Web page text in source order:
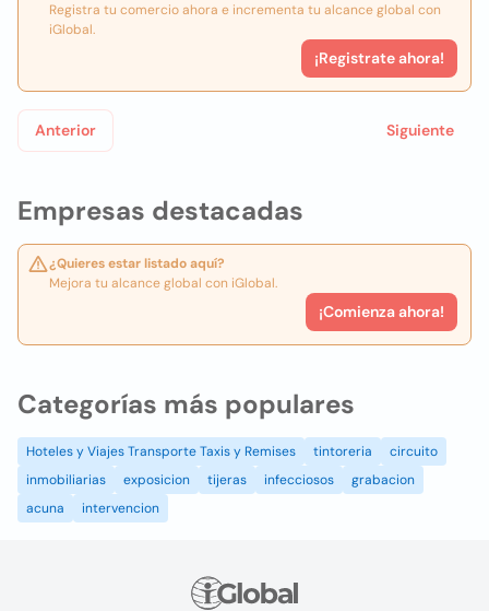
Empresas destacadas
¿Quieres estar listado aquí?
Mejora tu alcance global con iGlobal.
¡Comienza ahora!
Registra tu comercio ahora e incrementa tu alcance global con
iGlobal.
¡Registrate ahora!
Anterior Siguiente
Categorías más populares
Hoteles y Viajes Transporte Taxis y Remises tintoreria
circuito
inmobiliarias
exposicion tijeras infecciosos
grabacion
acuna
intervencion